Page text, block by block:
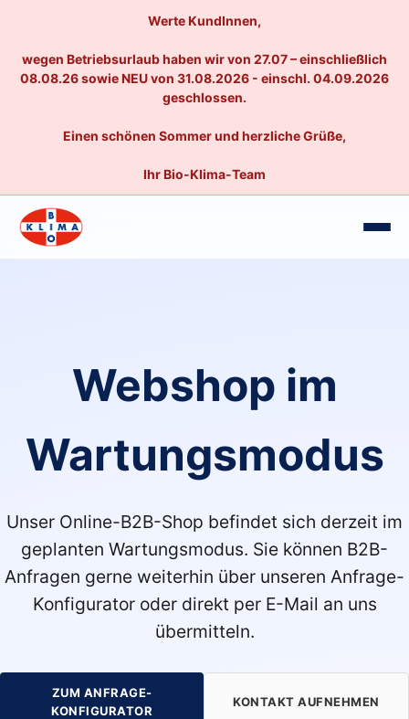
Werte KundInnen,
wegen Betriebsurlaub haben wir von 27.07 – einschließlich
08.08.26 sowie NEU von 31.08.2026 - einschl. 04.09.2026
geschlossen.
Einen schönen Sommer und herzliche Grüße,
Ihr Bio-Klima-Team
Webshop im
Wartungsmodus
Unser Online-B2B-Shop befindet sich derzeit im
geplanten Wartungsmodus. Sie können B2B-
Anfragen gerne weiterhin über unseren Anfrage-
Konfigurator oder direkt per E-Mail an uns
übermitteln.
ZUM ANFRAGE-
KONFIGURATOR
KONTAKT AUFNEHMEN